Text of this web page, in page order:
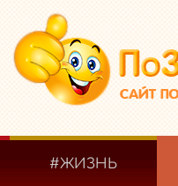
#ЖИЗНЬ